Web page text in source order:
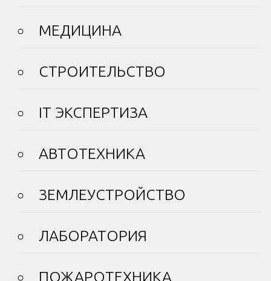
МЕДИЦИНА
СТРОИТЕЛЬСТВО
IT ЭКСПЕРТИЗА
АВТОТЕХНИКА
ЗЕМЛЕУСТРОЙСТВО
ЛАБОРАТОРИЯ
ПОЖАРОТЕХНИКА